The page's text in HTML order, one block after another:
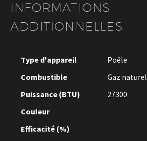
INFORMATIONS
ADDITIONNELLES
Type d'appareil
Poêle
Combustible
Gaz naturel
Puissance (BTU)
27300
Couleur
Efficacité (%)